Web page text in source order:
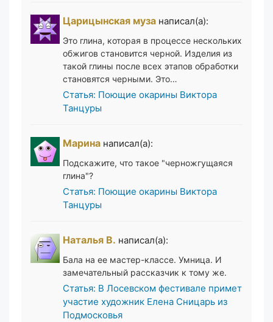
Царицынская муза написал(а):
Это глина, которая в процессе нескольких
обжигов становится черной. Изделия из
такой глины после всех этапов обработки
становятся черными. Это…
Статья: Поющие окарины Виктора
Танцуры
Марина написал(а):
Подскажите, что такое "черножгущаяся
глина"?
Статья: Поющие окарины Виктора
Танцуры
Наталья В. написал(а):
Бала на ее мастер-классе. Умница. И
замечательный рассказчик к тому же.
Статья: В Лосевском фестивале примет
участие художник Елена Сницарь из
Подмосковья